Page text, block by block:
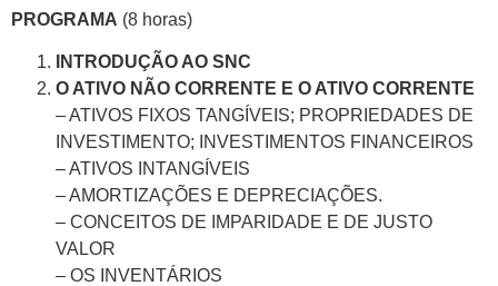
PROGRAMA (8 horas)
INTRODUÇÃO AO SNC
O ATIVO NÃO CORRENTE E O ATIVO CORRENTE
– ATIVOS FIXOS TANGÍVEIS; PROPRIEDADES DE
INVESTIMENTO; INVESTIMENTOS FINANCEIROS
– ATIVOS INTANGÍVEIS
– AMORTIZAÇÕES E DEPRECIAÇÕES.
– CONCEITOS DE IMPARIDADE E DE JUSTO
VALOR
– OS INVENTÁRIOS